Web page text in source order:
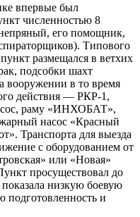
впервые был
численностью 8
его помощник,
Типового
размещался в ветхих
подсобки шахт
вооружении в то время
действия — РКР-1,
раму «ИНХОБАТ»,
насос «Красный
Транспорта для выезда
с оборудованием от
или «Новая»
просуществовал до
низкую боевую
подготовленность и